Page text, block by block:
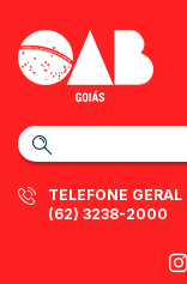
TELEFONE GERAL
(62) 3238-2000